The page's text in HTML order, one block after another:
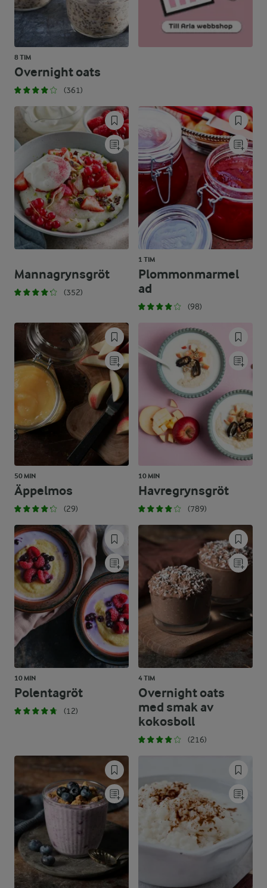
8 TIM
Overnight oats
(361)
Mannagrynsgröt
(352)
1 TIM
Plommonmarmel
ad
(98)
50 MIN
Äppelmos
(29)
10 MIN
Havregrynsgröt
(789)
10 MIN
Polentagröt
(12)
4 TIM
Overnight oats
med smak av
kokosboll
(216)